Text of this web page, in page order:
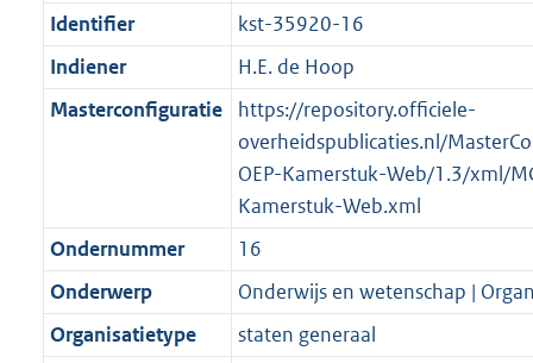
Identifier
kst-35920-16
Indiener
H.E. de Hoop
Masterconfiguratie
https://repository.officiele-
overheidspublicaties.nl/
OEP-Kamerstuk-Web/1.3/xml/
Kamerstuk-Web.xml
Ondernummer
16
Onderwerp
Onderwijs en wetenschap |
Organisatietype
staten generaal